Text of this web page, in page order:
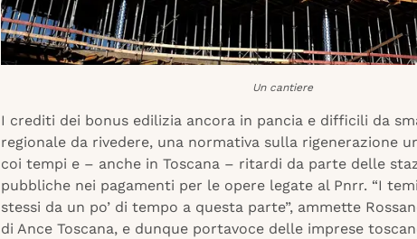
Un cantiere
I crediti dei bonus edilizia ancora in pancia e difficili da
regionale da rivedere, una normativa sulla rigenerazione
coi tempi e – anche in Toscana – ritardi da parte delle
pubbliche nei pagamenti per le opere legate al Pnrr. “I
stessi da un po’ di tempo a questa parte”, ammette
di Ance Toscana, e dunque portavoce delle imprese